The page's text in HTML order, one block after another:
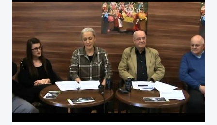
ЗВАНИЧНОЈ
СЕЛЕКЦИЈИ
66.
ФЕСТИВАЛА
ПРОФЕСИОНАЛНИХ
ПОЗОРИШТА
ВОЈВОДИНЕ